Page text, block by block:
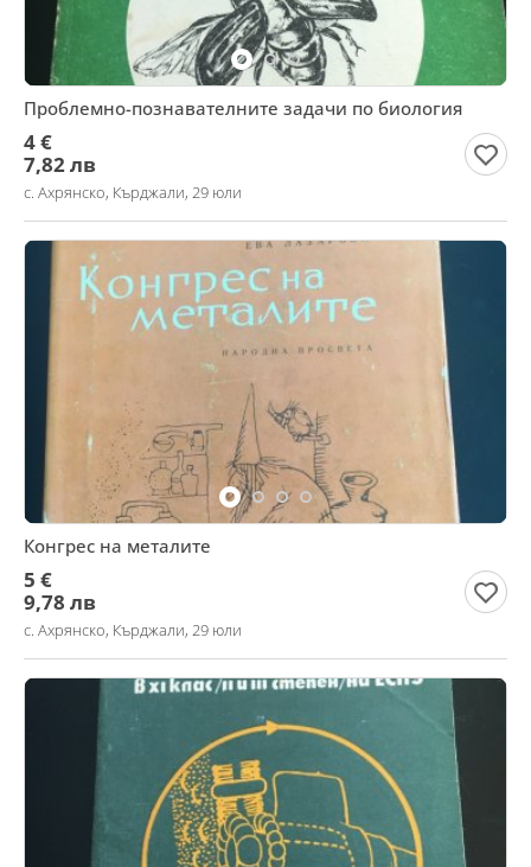
Проблемно-познавателните задачи по биология
4 €
7,82 лв
с. Ахрянско, Кърджали, 29 юли
Конгрес на металите
5 €
9,78 лв
с. Ахрянско, Кърджали, 29 юли